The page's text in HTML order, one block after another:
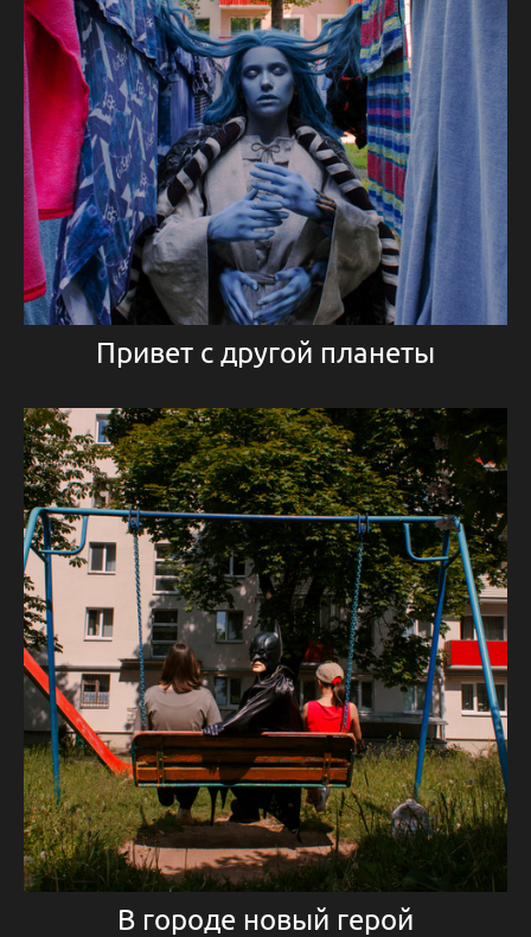
Привет с другой планеты
В городе новый герой